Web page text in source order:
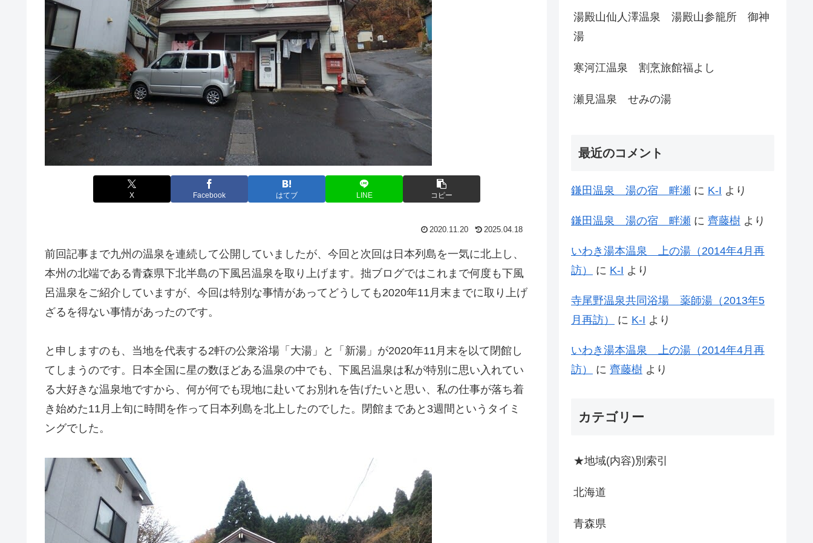
X Facebook はてブ LINE コピー
2020.11.20 2025.04.18
前回記事まで九州の温泉を連続して公開していましたが、今回と次回は日本列島を一気に北上し、
本州の北端である青森県下北半島の下風呂温泉を取り上げます。拙ブログではこれまで何度も下風
呂温泉をご紹介していますが、今回は特別な事情があってどうしても2020年11月末までに取り上げ
ざるを得ない事情があったのです。
と申しますのも、当地を代表する2軒の公衆浴場「大湯」と「新湯」が2020年11月末を以て閉館し
てしまうのです。日本全国に星の数ほどある温泉の中でも、下風呂温泉は私が特別に思い入れてい
る大好きな温泉地ですから、何が何でも現地に赴いてお別れを告げたいと思い、私の仕事が落ち着
き始めた11月上旬に時間を作って日本列島を北上したのでした。閉館まであと3週間というタイミ
ングでした。
湯殿山仙人澤温泉 湯殿山参籠所 御神
湯
寒河江温泉 割烹旅館福よし
瀬見温泉 せみの湯
最近のコメント
鎌田温泉 湯の宿 畔瀬 に K-I より
鎌田温泉 湯の宿 畔瀬 に 齊藤樹 より
いわき湯本温泉 上の湯（2014年4月再
訪）
に K-I より
寺尾野温泉共同浴場 薬師湯（2013年5
月再訪）
に K-I より
いわき湯本温泉 上の湯（2014年4月再
訪）
に 齊藤樹 より
カテゴリー
★地域(内容)別索引
北海道
青森県